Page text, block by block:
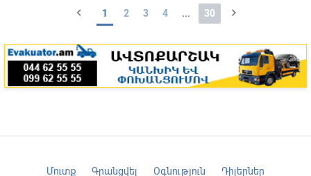
chevron_left 1 2 3 4 ... 30 chevron_right
Մուտք Գրանցվել Օգնություն Դիլերներ